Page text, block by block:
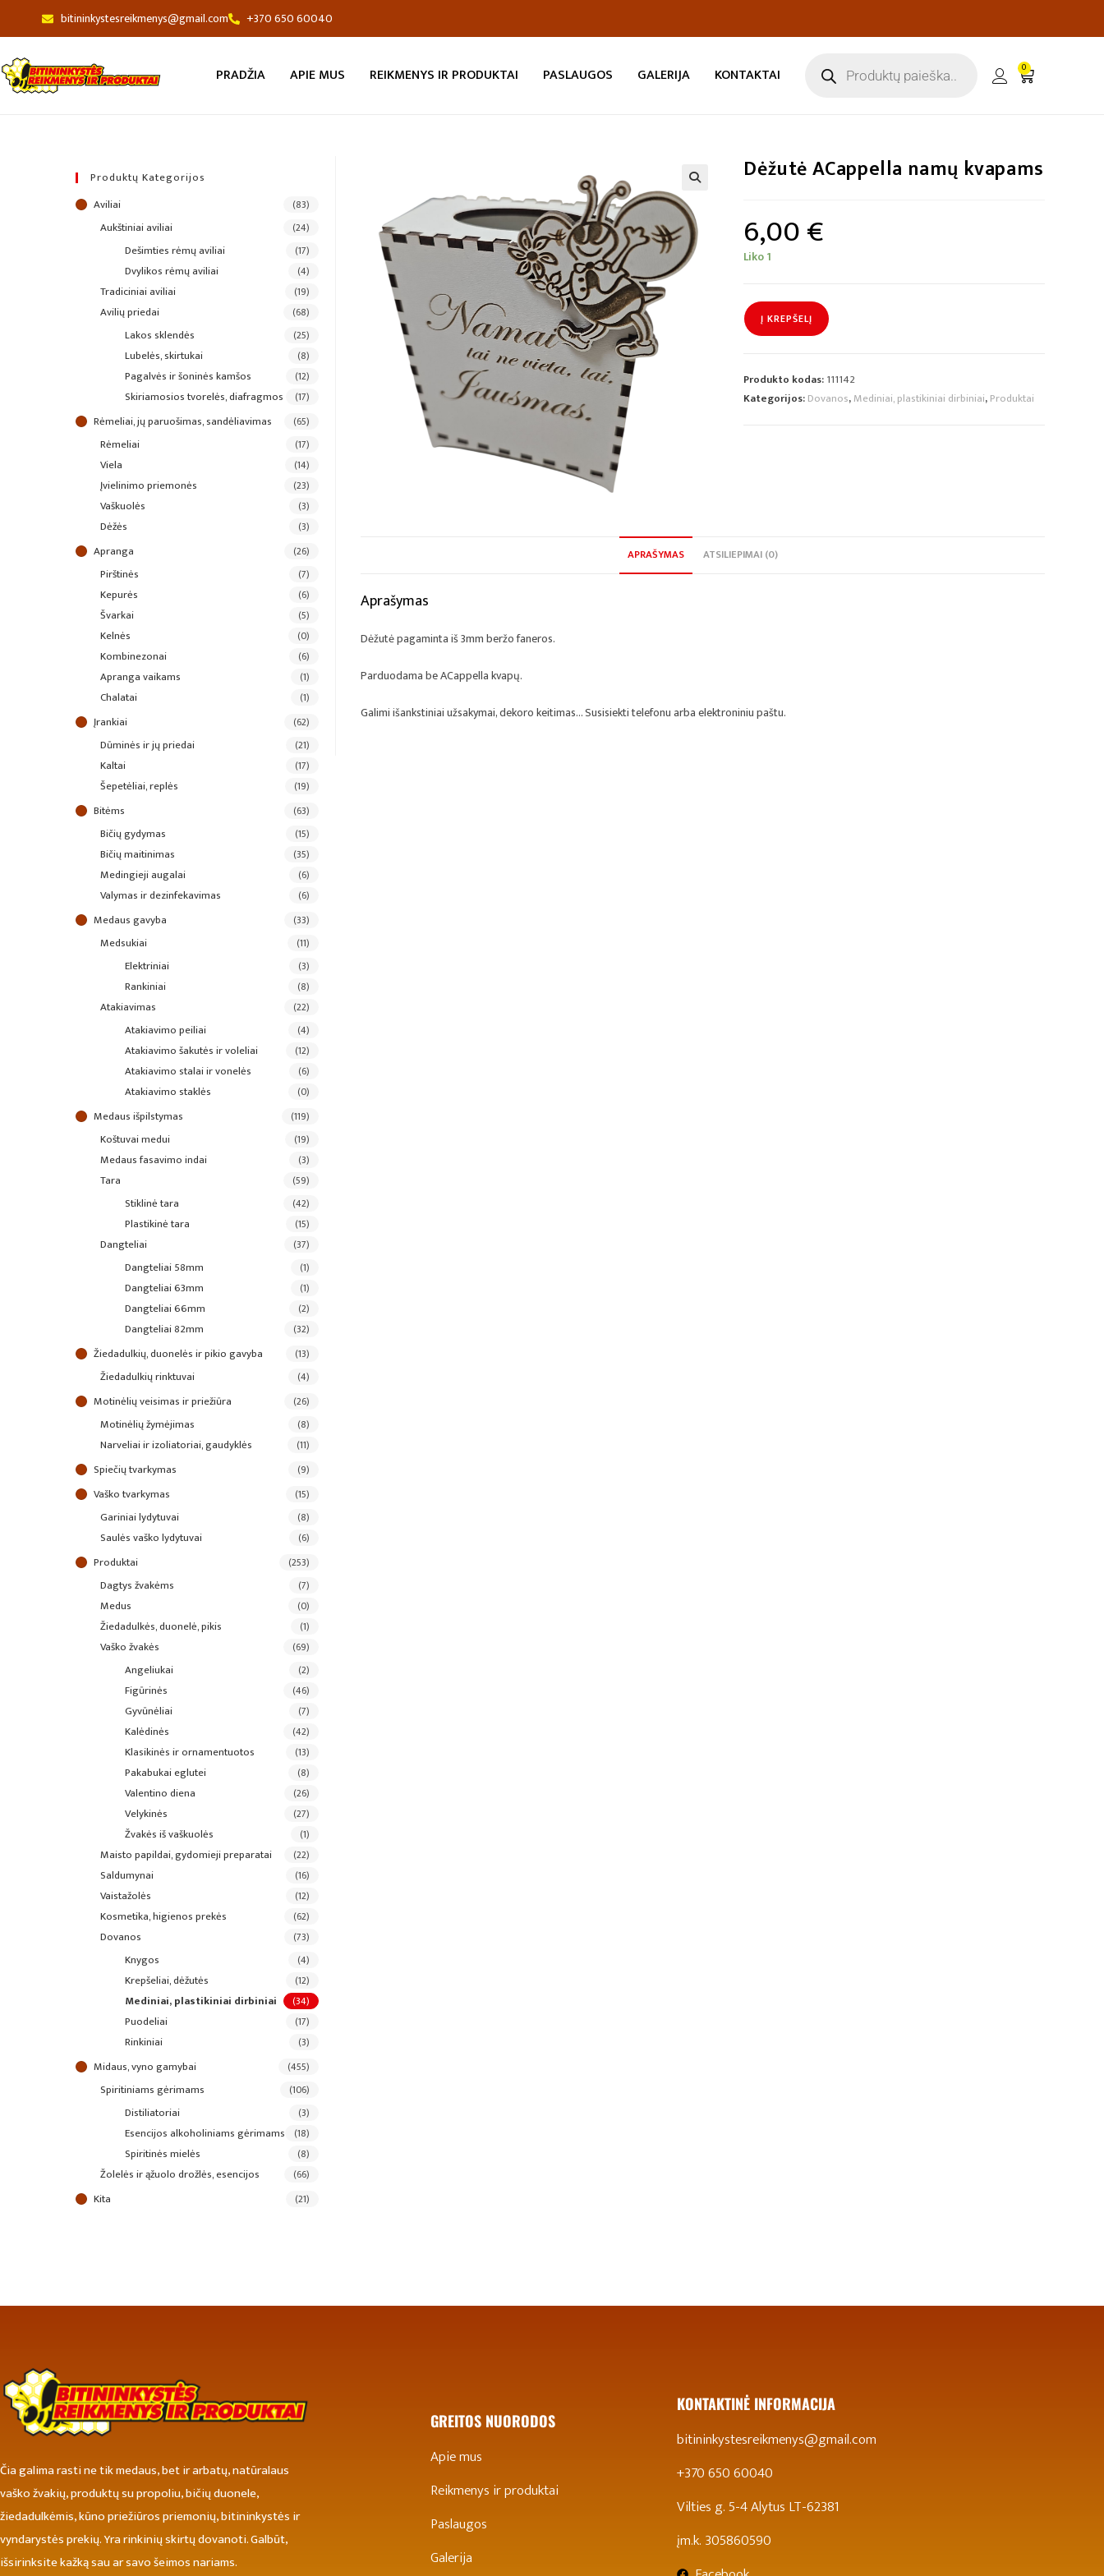
bitininkystesreikmenys@gmail.com +370 650 60040
PRADŽIA APIE MUS REIKMENYS IR PRODUKTAI PASLAUGOS GALERIJA KONTAKTAI 0
Dėžutė ACappella namų kvapams
6,00€
Liko 1
Į KREPŠELĮ
Produkto kodas:111142
Kategorijos:Dovanos,Mediniai, plastikiniai dirbiniai,Produktai
APRAŠYMAS ATSILIEPIMAI (0)
Aprašymas
Dėžutė pagaminta iš 3mm beržo faneros.
Parduodama be ACappella kvapų.
Galimi išankstiniai užsakymai, dekoro keitimas… Susisiekti telefonu arba elektroniniu paštu.
Produktų Kategorijos
aviliai
(83)
aukštiniai aviliai (24)
dešimties rėmų aviliai (17)
dvylikos rėmų aviliai (4)
tradiciniai aviliai (19)
avilių priedai (68)
lakos sklendės (25)
lubelės, skirtukai (8)
pagalvės ir šoninės kamšos (12)
skiriamosios tvorelės, diafragmos (17)
rėmeliai, jų paruošimas, sandėliavimas (65)
rėmeliai (17)
viela (14)
įvielinimo priemonės (23)
vaškuolės (3)
dėžės (3)
apranga (26)
pirštinės (7)
kepurės (6)
švarkai (5)
kelnės (0)
kombinezonai (6)
apranga vaikams (1)
chalatai (1)
įrankiai (62)
dūminės ir jų priedai (21)
kaltai (17)
šepetėliai, replės (19)
bitėms (63)
bičių gydymas (15)
bičių maitinimas (35)
medingieji augalai (6)
valymas ir dezinfekavimas (6)
medaus gavyba (33)
medsukiai (11)
elektriniai (3)
rankiniai (8)
atakiavimas (22)
atakiavimo peiliai (4)
atakiavimo šakutės ir voleliai (12)
atakiavimo stalai ir vonelės (6)
atakiavimo staklės (0)
medaus išpilstymas (119)
koštuvai medui (19)
medaus fasavimo indai (3)
tara (59)
stiklinė tara (42)
plastikinė tara (15)
dangteliai (37)
dangteliai 58mm (1)
dangteliai 63mm (1)
dangteliai 66mm (2)
dangteliai 82mm (32)
žiedadulkių, duonelės ir pikio gavyba (13)
žiedadulkių rinktuvai (4)
motinėlių veisimas ir priežiūra (26)
motinėlių žymėjimas (8)
narveliai ir izoliatoriai, gaudyklės (11)
spiečių tvarkymas (9)
vaško tvarkymas (15)
gariniai lydytuvai (8)
saulės vaško lydytuvai (6)
produktai (253)
dagtys žvakėms (7)
medus (0)
žiedadulkės, duonelė, pikis (1)
vaško žvakės (69)
angeliukai (2)
figūrinės (46)
gyvūnėliai (7)
kalėdinės (42)
klasikinės ir ornamentuotos (13)
pakabukai eglutei (8)
valentino diena (26)
velykinės (27)
žvakės iš vaškuolės (1)
maisto papildai, gydomieji preparatai (22)
saldumynai (16)
vaistažolės (12)
kosmetika, higienos prekės (62)
dovanos (73)
knygos (4)
krepšeliai, dėžutės (12)
mediniai, plastikiniai dirbiniai (34)
puodeliai (17)
rinkiniai (3)
midaus, vyno gamybai (455)
spiritiniams gėrimams (106)
distiliatoriai (3)
esencijos alkoholiniams gėrimams (18)
spiritinės mielės (8)
žolelės ir ąžuolo drožlės, esencijos (66)
kita (21)
Čia galima rasti ne tik medaus, bet ir arbatų, natūralaus
vaško žvakių, produktų su propoliu, bičių duonele,
žiedadulkėmis, kūno priežiūros priemonių, bitininkystės ir
vyndarystės prekių. Yra rinkinių skirtų dovanoti. Galbūt,
išsirinksite kažką sau ar savo šeimos nariams.
GREITOS NUORODOS
Apie mus
Reikmenys ir produktai
Paslaugos
Galerija
KONTAKTINĖ INFORMACIJA
bitininkystesreikmenys@gmail.com
+370 650 60040
Vilties g. 5-4 Alytus LT-62381
įm.k. 305860590